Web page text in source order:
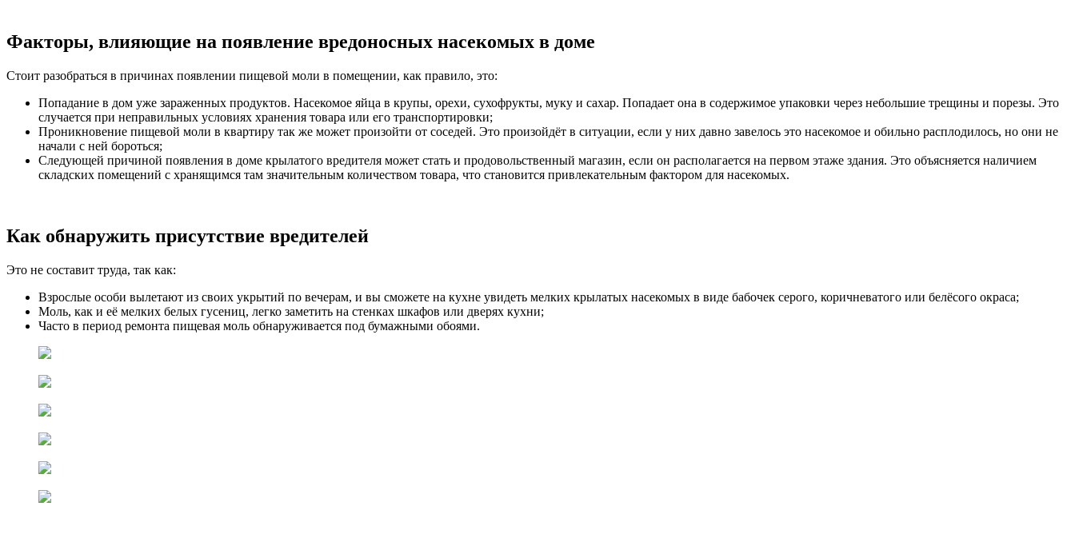
Факторы, влияющие на появление вредоносных насекомых в доме
Стоит разобраться в причинах появлении пищевой моли в помещении, как правило, это:
Попадание в дом уже зараженных продуктов. Насекомое яйца в крупы, орехи, сухофрукты, муку и сахар. Попадает она в содержимое упаковки через небольшие трещины и порезы. Это
случается при неправильных условиях хранения товара или его транспортировки;
Проникновение пищевой моли в квартиру так же может произойти от соседей. Это произойдёт в ситуации, если у них давно завелось это насекомое и обильно расплодилось, но они не
начали с ней бороться;
Следующей причиной появления в доме крылатого вредителя может стать и продовольственный магазин, если он располагается на первом этаже здания. Это объясняется наличием
складских помещений с хранящимся там значительным количеством товара, что становится привлекательным фактором для насекомых.
Как обнаружить присутствие вредителей
Это не составит труда, так как:
Взрослые особи вылетают из своих укрытий по вечерам, и вы сможете на кухне увидеть мелких крылатых насекомых в виде бабочек серого, коричневатого или белёсого окраса;
Моль, как и её мелких белых гусениц, легко заметить на стенках шкафов или дверях кухни;
Часто в период ремонта пищевая моль обнаруживается под бумажными обоями.